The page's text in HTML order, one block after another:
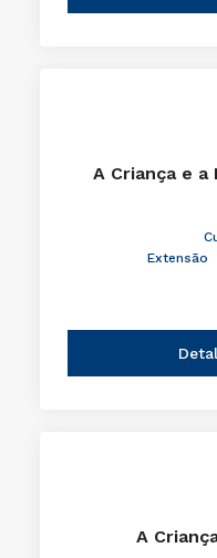
A Criança e a
Extensão
A